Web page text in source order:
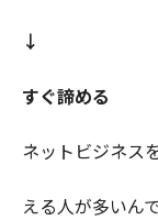
↓
すぐ諦める
ネットビジネス
える人が多いん